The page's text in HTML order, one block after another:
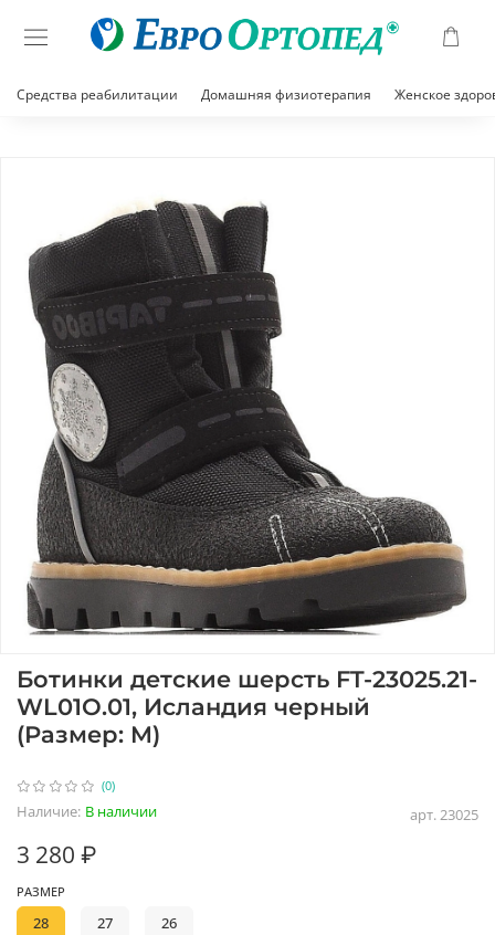
Средства реабилитации Домашняя физиотерапия Женское
(0)
арт.23025
Наличие: В наличии
Ботинки детские шерсть FT-23025.21-
WL01O.01, Исландия черный
(Размер: M)
3 280 ₽
РАЗМЕР
28 27 26